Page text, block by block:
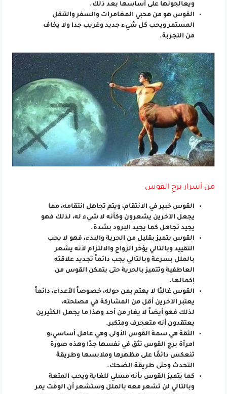
ويعالجونها على أساسها بعد ذلك.
القوس هو من محبي المغامرات والسفر والتنقل
المستمر ويحب كل شيء جديد وغريب جدا ولا يخاف
من التجربة.
من أسرار برج القوس
القوس خبير في الانتقام، ويتم تجاهل انتقامه، مما
يجعل الآخرين يشعرون وكأنه لا شيء له، لذلك فهو
يجيد تجاهل كما يجيد البرود بشدة.
القوس يتميز بقليل من الحرية والبدء، فهو لا يحب
التقييد وبالتالي يؤخر الزواج والالتزام لأنه يشعر
بالملل بسرعة وبالتالي يجب دائماً تجديد علاقته
العاطفية وتتميز بالحرية حتى يتمكن القوس من
إكمالها.
القوس غالبًا لا يهتم بمن حوله، خصوصاً الأعداء، دائماً
يعتبر الآخرين أقل من المشاركة في مصلحته،
لذلك فهو أيضاً لا يغار من أحد وهذا ما يجعل الكثيرين
يعتقدون أنه متعجرف ومتكبر.
الثقة هي سمة القوس الأولى وهي عامل أساسي،و
امرأة برج القوس تثق في نفسها جدًا وهذه صورة
تنعكس دائمًا على مظهرها وملابسها وطريقة
التحدث وحتى طريقة الضحك.
كما يتميز القوس بأنه مسلي للغاية ويحب المتعة
وبالتالي لن تشعر معه بالملل وستشعر أن الوقت يمر